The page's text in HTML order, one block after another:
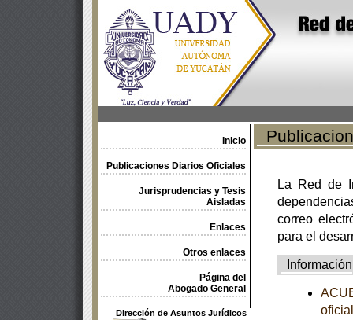
Inicio
Publicaciones Diarios Oficiales
Jurisprudencias y Tesis
Aisladas
Enlaces
Otros enlaces
Página del
Abogado General
Dirección de Asuntos Jurídicos
La Red de
correo
para el
Información